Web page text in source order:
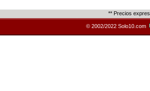
** Precios
© 2002/2022 Solo10.com